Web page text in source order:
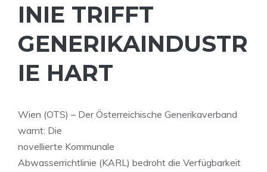
NIE TRIFFT G
ENERIKAINDUSTRI
E HART
Wien (OTS) – Der Österreichische Generikaverband
warnt: Die
novellierte Kommunale
Abwasserrichtlinie (KARL) bedroht die Verfügbarkeit